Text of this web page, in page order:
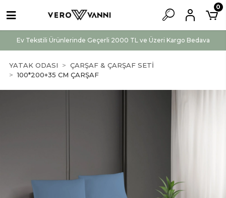
Ev Tekstili Ürünlerinde Geçerli 2000 TL ve Üzeri Kargo Bedava
0
YATAK ODASI
ÇARŞAF & ÇARŞAF SETİ
100*200+35 CM ÇARŞAF